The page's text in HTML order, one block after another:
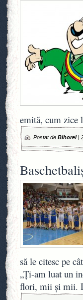
emită, cum zice
Postat de Bihorel|
să le citesc pe
„Ţi-am luat un
flori, mii şi mii.